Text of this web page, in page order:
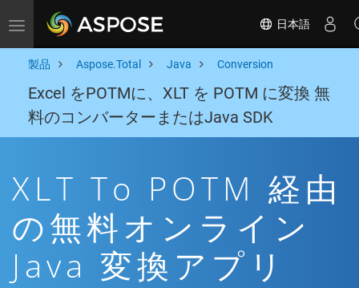
Toggle navigation 日本語
製品 Aspose.Total Java Conversion
Excel をPOTMに、XLT を POTM に変換 無
料のコンバーターまたはJava SDK
XLT To POTM 経由
の無料オンライン
Java 変換アプリ